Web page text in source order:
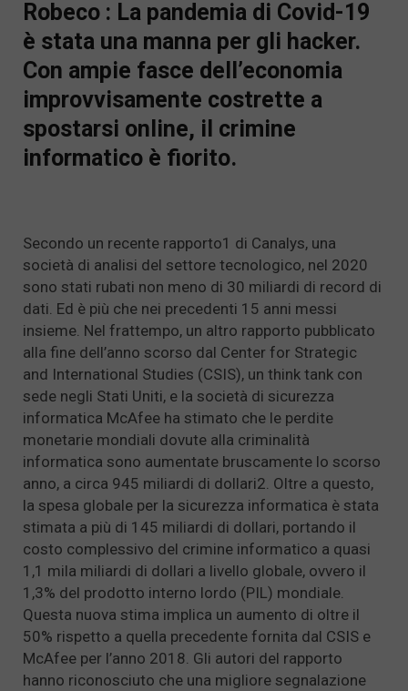
Robeco : La pandemia di Covid-19
è stata una manna per gli hacker.
Con ampie fasce dell’economia
improvvisamente costrette a
spostarsi online, il crimine
informatico è fiorito.
Secondo un recente rapporto1 di Canalys, una
società di analisi del settore tecnologico, nel 2020
sono stati rubati non meno di 30 miliardi di record di
dati. Ed è più che nei precedenti 15 anni messi
insieme. Nel frattempo, un altro rapporto pubblicato
alla fine dell’anno scorso dal Center for Strategic
and International Studies (CSIS), un think tank con
sede negli Stati Uniti, e la società di sicurezza
informatica McAfee ha stimato che le perdite
monetarie mondiali dovute alla criminalità
informatica sono aumentate bruscamente lo scorso
anno, a circa 945 miliardi di dollari2. Oltre a questo,
la spesa globale per la sicurezza informatica è stata
stimata a più di 145 miliardi di dollari, portando il
costo complessivo del crimine informatico a quasi
1,1 mila miliardi di dollari a livello globale, ovvero il
1,3% del prodotto interno lordo (PIL) mondiale.
Questa nuova stima implica un aumento di oltre il
50% rispetto a quella precedente fornita dal CSIS e
McAfee per l’anno 2018. Gli autori del rapporto
hanno riconosciuto che una migliore segnalazione